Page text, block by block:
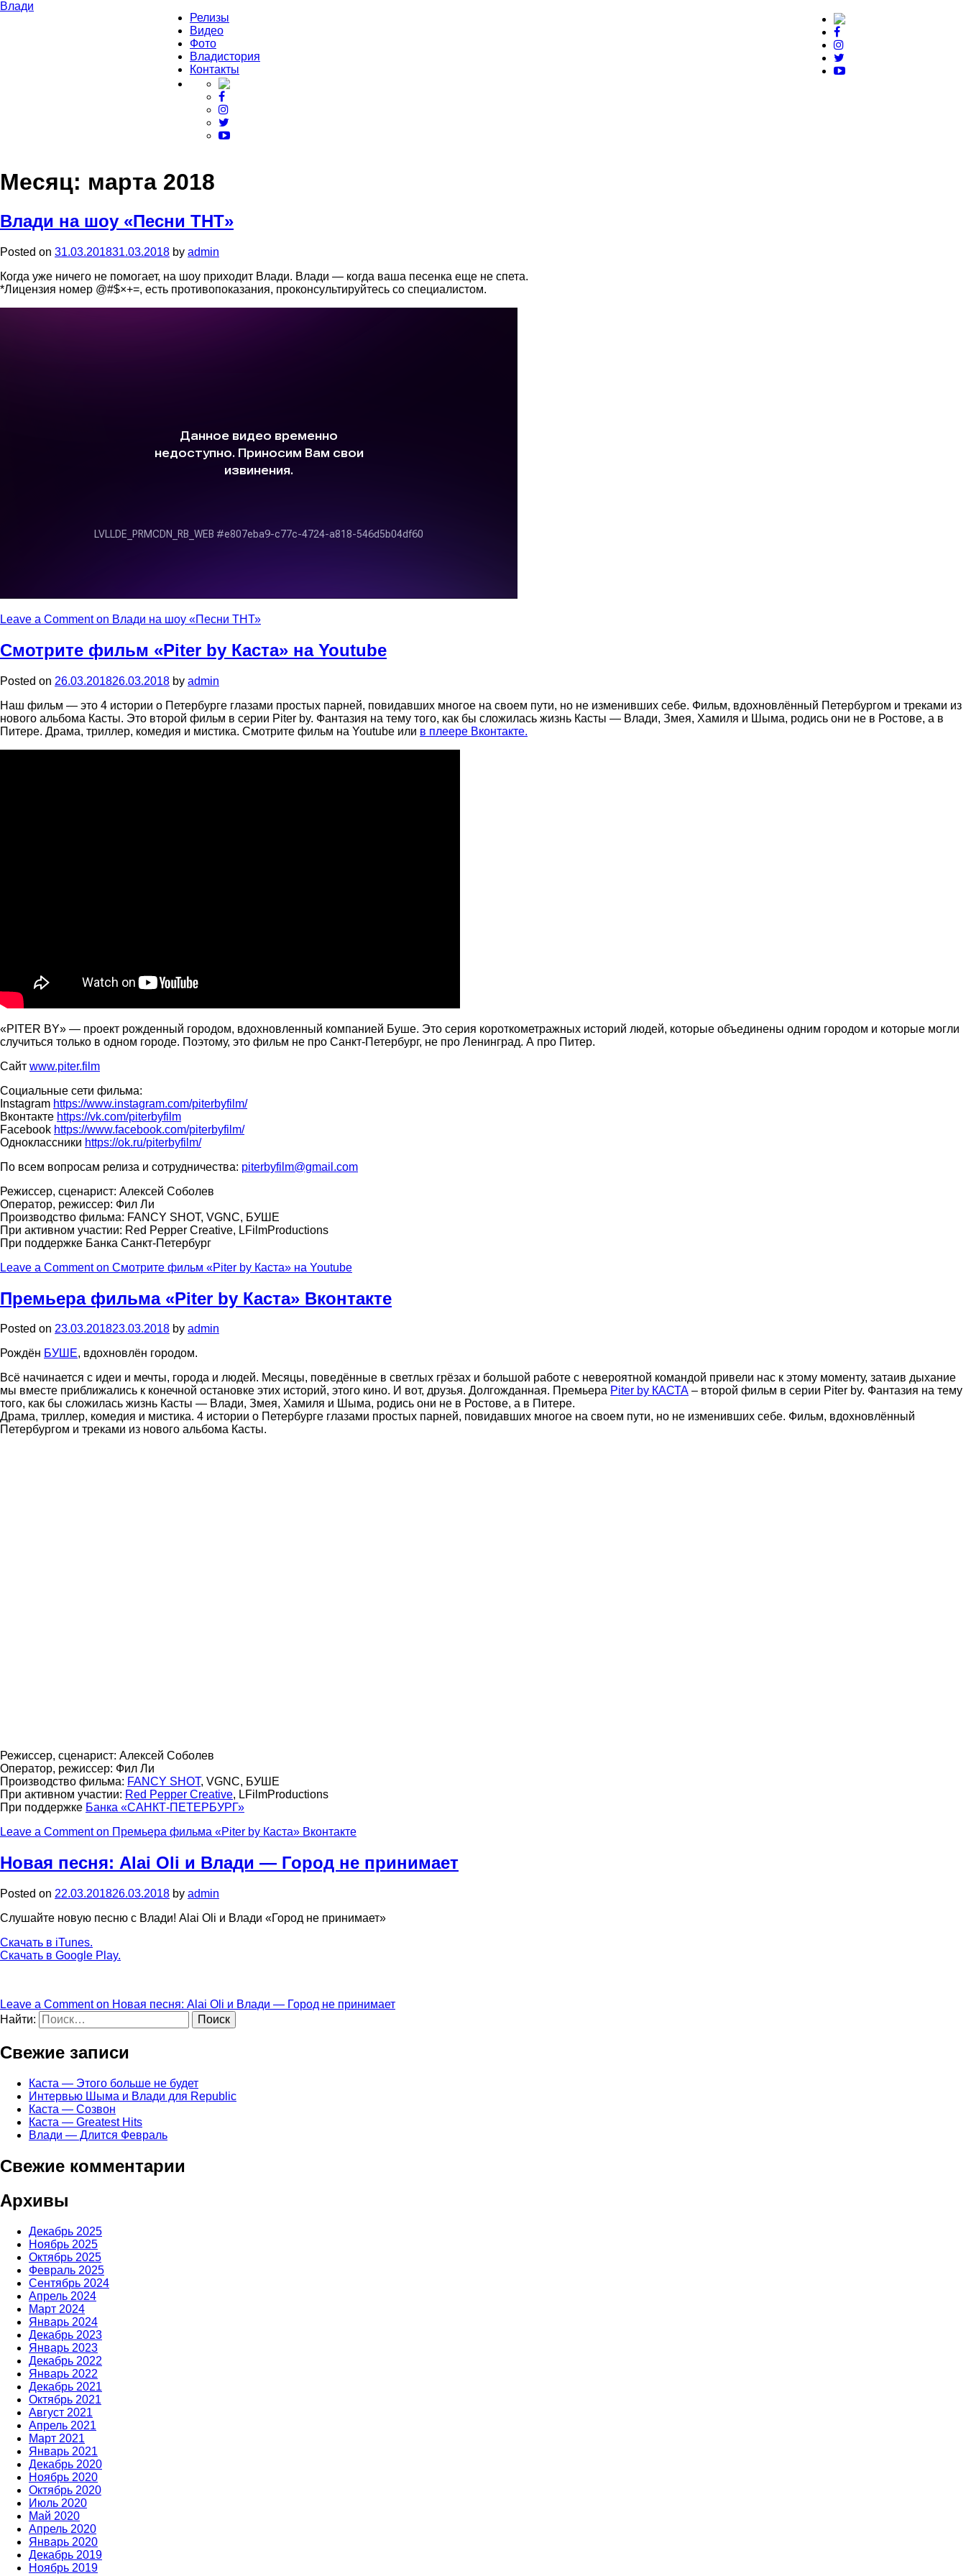
Влади
Релизы
Видео
Фото
Владистория
Контакты
Месяц: марта 2018
Влади на шоу «Песни ТНТ»
Posted on 31.03.201831.03.2018 by admin
Когда уже ничего не помогает, на шоу приходит Влади. Влади — когда ваша песенка еще не спета.
*Лицензия номер @#$×+=, есть противопоказания, проконсультируйтесь со специалистом.
Leave a Commenton Влади на шоу «Песни ТНТ»
Смотрите фильм «Piter by Каста» на Youtube
Posted on 26.03.201826.03.2018 by admin
Наш фильм — это 4 истории о Петербурге глазами простых парней, повидавших многое на своем пути, но не изменивших себе. Фильм, вдохновлённый Петербургом и треками из
нового альбома Касты. Это второй фильм в серии Piter by. Фантазия на тему того, как бы сложилась жизнь Касты — Влади, Змея, Хамиля и Шыма, родись они не в Ростове, а в
Питере. Драма, триллер, комедия и мистика. Смотрите фильм на Youtube или в плеере Вконтакте.
«PITER BY» — проект рожденный городом, вдохновленный компанией Буше. Это серия короткометражных историй людей, которые объединены одним городом и которые могли
случиться только в одном городе. Поэтому, это фильм не про Санкт-Петербург, не про Ленинград. А про Питер.
Сайт www.piter.film
Социальные сети фильма:
Instagram https://www.instagram.com/piterbyfilm/
Вконтакте https://vk.com/piterbyfilm
Facebook https://www.facebook.com/piterbyfilm/
Одноклассники https://ok.ru/piterbyfilm/
По всем вопросам релиза и сотрудничества: piterbyfilm@gmail.com
Режиссер, сценарист: Алексей Соболев
Оператор, режиссер: Фил Ли
Производство фильма: FANCY SHOT, VGNC, БУШЕ
При активном участии: Red Pepper Creative, LFilmProductions
При поддержке Банка Санкт-Петербург
Leave a Commenton Смотрите фильм «Piter by Каста» на Youtube
Премьера фильма «Piter by Каста» Вконтакте
Posted on 23.03.201823.03.2018 by admin
Рождён БУШЕ, вдохновлён городом.
Всё начинается с идеи и мечты, города и людей. Месяцы, поведённые в светлых грёзах и большой работе с невероятной командой привели нас к этому моменту, затаив дыхание
мы вместе приближались к конечной остановке этих историй, этого кино. И вот, друзья. Долгожданная. Премьера Piter by КАСТА – второй фильм в серии Piter by. Фантазия на тему
того, как бы сложилась жизнь Касты — Влади, Змея, Хамиля и Шыма, родись они не в Ростове, а в Питере.
Драма, триллер, комедия и мистика. 4 истории о Петербурге глазами простых парней, повидавших многое на своем пути, но не изменивших себе. Фильм, вдохновлённый
Петербургом и треками из нового альбома Касты.
Режиссер, сценарист: Алексей Соболев
Оператор, режиссер: Фил Ли
Производство фильма: FANCY SHOT, VGNC, БУШЕ
При активном участии: Red Pepper Creative, LFilmProductions
При поддержке Банка «САНКТ-ПЕТЕРБУРГ»
Leave a Commenton Премьера фильма «Piter by Каста» Вконтакте
Новая песня: Alai Oli и Влади — Город не принимает
Posted on 22.03.201826.03.2018 by admin
Слушайте новую песню с Влади! Alai Oli и Влади «Город не принимает»
Скачать в iTunes.
Скачать в Google Play.
Leave a Commenton Новая песня: Alai Oli и Влади — Город не принимает
Найти:
Свежие записи
Каста — Этого больше не будет
Интервью Шыма и Влади для Republic
Каста — Созвон
Каста — Greatest Hits
Влади — Длится Февраль
Свежие комментарии
Архивы
Декабрь 2025
Ноябрь 2025
Октябрь 2025
Февраль 2025
Сентябрь 2024
Апрель 2024
Март 2024
Январь 2024
Декабрь 2023
Январь 2023
Декабрь 2022
Январь 2022
Декабрь 2021
Октябрь 2021
Август 2021
Апрель 2021
Март 2021
Январь 2021
Декабрь 2020
Ноябрь 2020
Октябрь 2020
Июль 2020
Май 2020
Апрель 2020
Январь 2020
Декабрь 2019
Ноябрь 2019